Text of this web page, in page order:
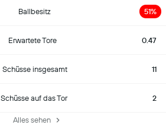
Ballbesitz 51%
Erwartete Tore 0.47
Schüsse insgesamt 11
Schüsse auf das Tor 2
Alles sehen